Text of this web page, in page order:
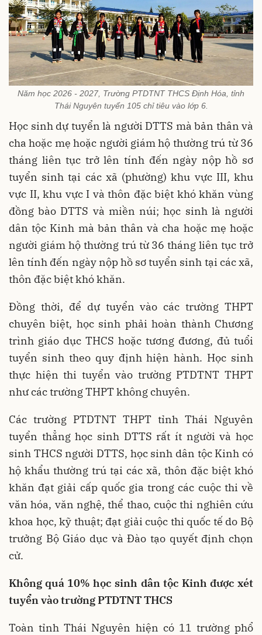
Năm học 2026 - 2027, Trường PTDTNT THCS Định Hóa, tỉnh
Thái Nguyên tuyển 105 chỉ tiêu vào lớp 6.
Học sinh dự tuyển là người DTTS mà bản thân và
cha hoặc mẹ hoặc người giám hộ thường trú từ 36
tháng liên tục trở lên tính đến ngày nộp hồ sơ
tuyển sinh tại các xã (phường) khu vực III, khu
vực II, khu vực I và thôn đặc biệt khó khăn vùng
đồng bào DTTS và miền núi; học sinh là người
dân tộc Kinh mà bản thân và cha hoặc mẹ hoặc
người giám hộ thường trú từ 36 tháng liên tục trở
lên tính đến ngày nộp hồ sơ tuyển sinh tại các xã,
thôn đặc biệt khó khăn.
Đồng thời, để dự tuyển vào các trường THPT
chuyên biệt, học sinh phải hoàn thành Chương
trình giáo dục THCS hoặc tương đương, đủ tuổi
tuyển sinh theo quy định hiện hành. Học sinh
thực hiện thi tuyển vào trường PTDTNT THPT
như các trường THPT không chuyên.
Các trường PTDTNT THPT tỉnh Thái Nguyên
tuyển thẳng học sinh DTTS rất ít người và học
sinh THCS người DTTS, học sinh dân tộc Kinh có
hộ khẩu thường trú tại các xã, thôn đặc biệt khó
khăn đạt giải cấp quốc gia trong các cuộc thi về
văn hóa, văn nghệ, thể thao, cuộc thi nghiên cứu
khoa học, kỹ thuật; đạt giải cuộc thi quốc tế do Bộ
trưởng Bộ Giáo dục và Đào tạo quyết định chọn
cử.
Không quá 10% học sinh dân tộc Kinh được xét
tuyển vào trường PTDTNT THCS
Toàn tỉnh Thái Nguyên hiện có 11 trường phổ